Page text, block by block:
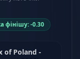
фінішу: -0.30
of Poland -